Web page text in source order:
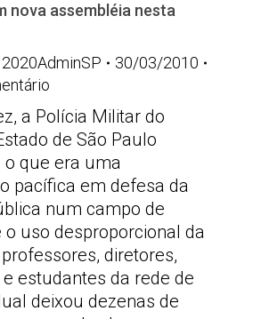
nova assembléia nesta
2020AdminSP
30/03/2010
a Polícia Militar do
de São Paulo
que era uma
pacífica em defesa da
num campo de
o uso desproporcional da
diretores,
estudantes da rede de
deixou dezenas de